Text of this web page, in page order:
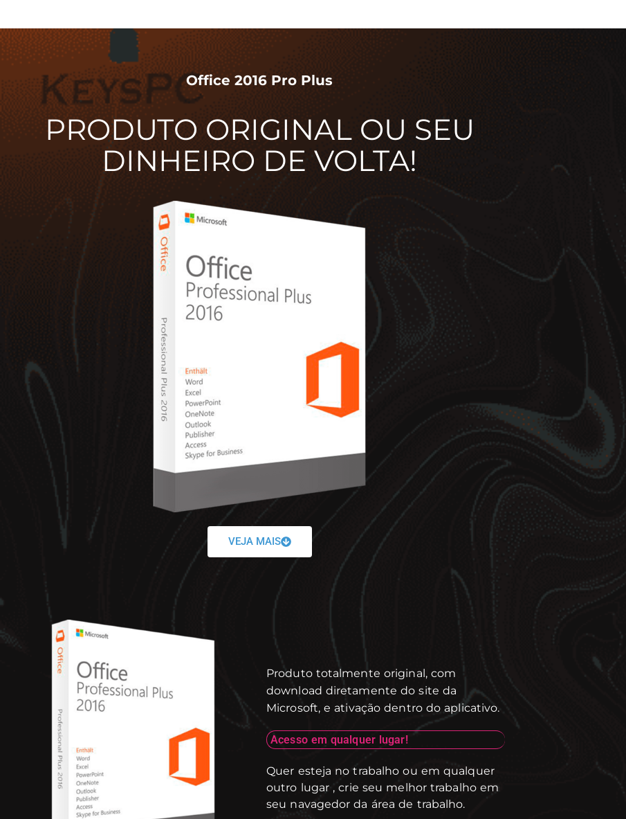
Office 2016 Pro Plus
PRODUTO ORIGINAL OU SEU
DINHEIRO DE VOLTA!
VEJA MAIS
Produto totalmente original, com
download diretamente do site da
Microsoft, e ativação dentro do aplicativo.
Acesso em qualquer lugar!
Quer esteja no trabalho ou em qualquer
outro lugar , crie seu melhor trabalho em
seu navagedor da área de trabalho.